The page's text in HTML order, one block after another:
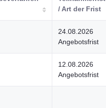
/ Art der Frist
24.08.2026
Angebotsfrist
12.08.2026
Angebotsfrist